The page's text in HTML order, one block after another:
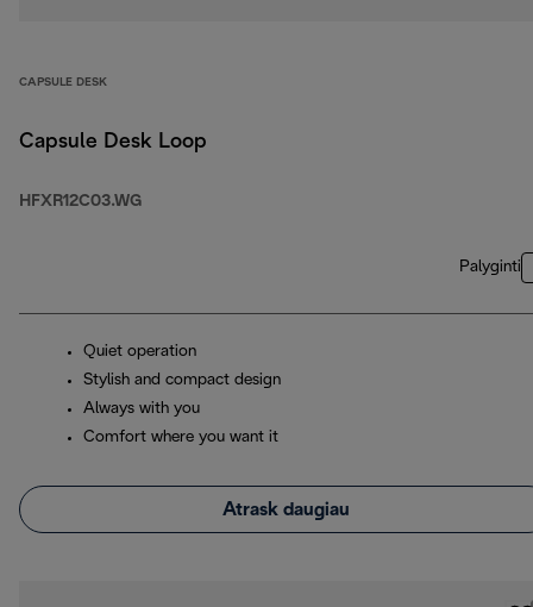
CAPSULE DESK
Capsule Desk Loop
HFXR12C03.WG
Palyginti
Quiet operation
Stylish and compact design
Always with you
Comfort where you want it
Atrask daugiau